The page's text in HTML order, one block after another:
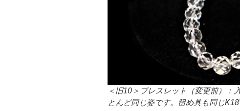
＜旧10＞ブレスレット（変更前）：
とんど同じ姿です。留め具も同じ